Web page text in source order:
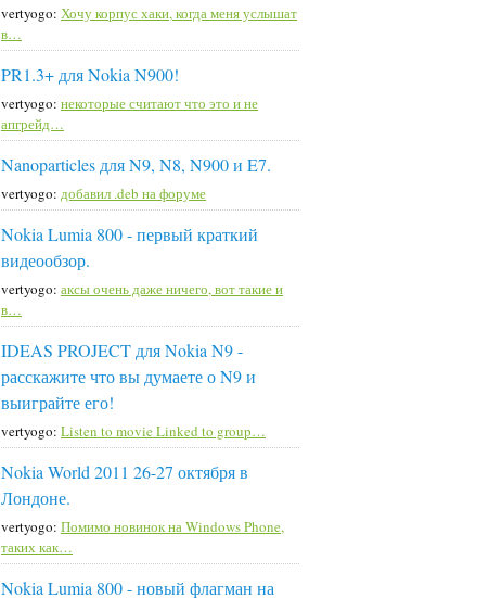
vertyogo: Хочу корпус хаки, когда меня услышат
в…
PR1.3+ для Nokia N900!
vertyogo: некоторые считают что это и не
апгрейд…
Nanoparticles для N9, N8, N900 и E7.
vertyogo: добавил .deb на форуме
Nokia Lumia 800 - первый краткий
видеообзор.
vertyogo: аксы очень даже ничего, вот такие и
в…
IDEAS PROJECT для Nokia N9 -
расскажите что вы думаете о N9 и
выиграйте его!
vertyogo: Listen to movie Linked to group…
Nokia World 2011 26-27 октября в
Лондоне.
vertyogo: Помимо новинок на Windows Phone,
таких как…
Nokia Lumia 800 - новый флагман на